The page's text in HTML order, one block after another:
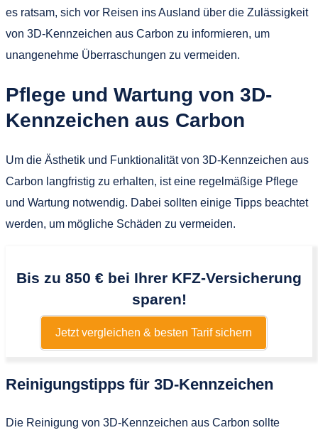
es ratsam, sich vor Reisen ins Ausland über die Zulässigkeit
von 3D-Kennzeichen aus Carbon zu informieren, um
unangenehme Überraschungen zu vermeiden.
Pflege und Wartung von 3D-
Kennzeichen aus Carbon
Um die Ästhetik und Funktionalität von 3D-Kennzeichen aus
Carbon langfristig zu erhalten, ist eine regelmäßige Pflege
und Wartung notwendig. Dabei sollten einige Tipps beachtet
werden, um mögliche Schäden zu vermeiden.
Bis zu 850 € bei Ihrer KFZ-Versicherung
sparen!
Jetzt vergleichen & besten Tarif sichern
Reinigungstipps für 3D-Kennzeichen
Die Reinigung von 3D-Kennzeichen aus Carbon sollte